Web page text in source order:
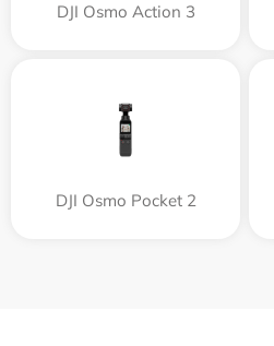
DJI Osmo Action 3
DJI Osmo Pocket 2